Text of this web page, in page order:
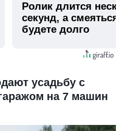
Ролик длится
секунд, а
будете долго
усадьбу с
на 7 машин